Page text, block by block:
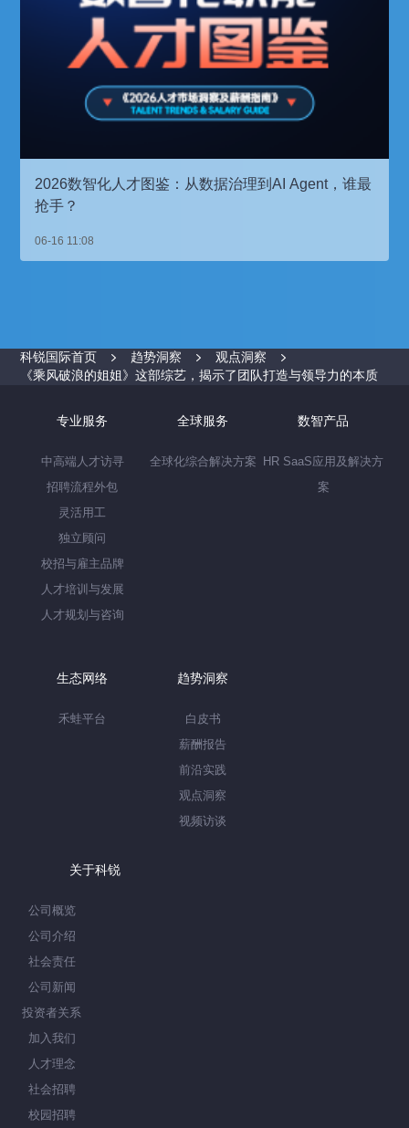
2026数智化人才图鉴：从数据治理到AI Agent，谁最
抢手？
06-16 11:08
科锐国际首页 趋势洞察
观点洞察
《乘风破浪的姐姐》这部综艺，揭示了团队打造与领导力的本质
专业服务
中高端人才访寻
招聘流程外包
灵活用工
独立顾问
校招与雇主品牌
人才培训与发展
人才规划与咨询
全球服务
全球化综合解决方案
数智产品
HR SaaS应用及解决方
案
生态网络
禾蛙平台
趋势洞察
白皮书
薪酬报告
前沿实践
观点洞察
视频访谈
关于科锐
公司概览
公司介绍
社会责任
公司新闻
投资者关系
加入我们
人才理念
社会招聘
校园招聘